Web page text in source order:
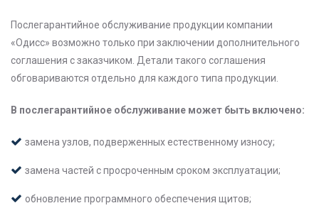
Послегарантийное обслуживание продукции компании
«Одисс» возможно только при заключении дополнительного
соглашения с заказчиком. Детали такого соглашения
обговариваются отдельно для каждого типа продукции.
В послегарантийное обслуживание может быть включено:
замена узлов, подверженных естественному износу;
замена частей с просроченным сроком эксплуатации;
обновление программного обеспечения щитов;